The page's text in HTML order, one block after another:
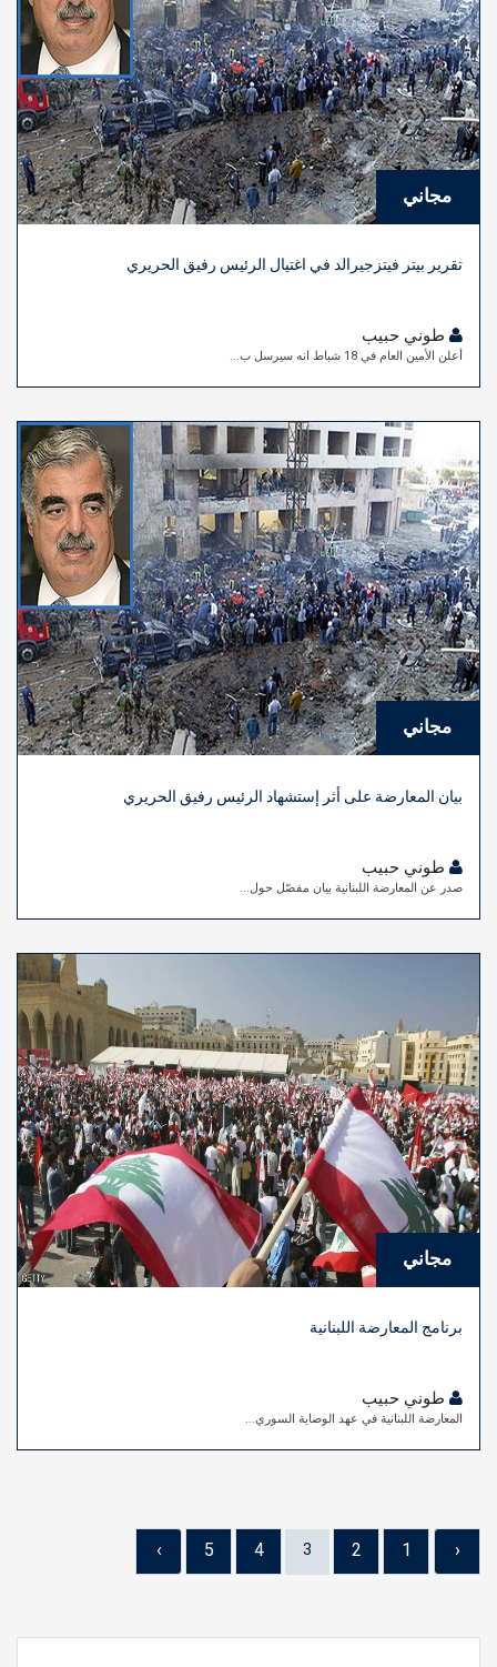
مجاني
تقرير بيتر فيتزجيرالد في اغتيال الرئيس رفيق الحريري
أعلن الأمين العام في 18 شباط انه سيرسل ب...
مجاني
بيان المعارضة على أثر إستشهاد الرئيس رفيق الحريري
صدر عن المعارضة اللبنانية بيان مفصّل حول...
مجاني
برنامج المعارضة اللبنانية
المعارضة اللبنانية في عهد الوصاية السوري...
‹
1
2
3
4
5
›